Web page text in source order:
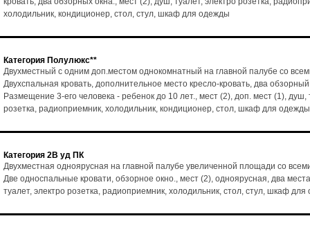
холодильник, кондиционер, стол, стул, шкаф для одежды
Категория Полулюкс**
Двухместный с одним доп.местом однокомнатный на главной палубе со
Двухспальная кровать, дополнительное место кресло-кровать, два
Размещение 3-его человека - ребенок до 10 лет., мест (2), доп. мест (1), душ,
розетка, радиоприемник, холодильник, кондиционер, стол, шкаф для одежды
Категория 2В уд ПК
Двухместная одноярусная на главной палубе увеличенной площади со
Две односпальные кровати, обзорное окно., мест (2), одноярусная, два
туалет, электро розетка, радиоприемник, холодильник, стол, стул, шкаф